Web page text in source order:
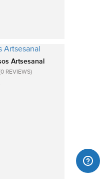
Artsesanal
REVIEWS)